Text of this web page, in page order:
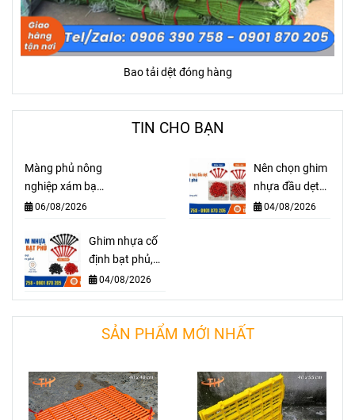
Bao tải dệt đóng hàng
TIN CHO BẠN
Màng phủ nông
nghiệp xám bạc
20 mic giá sỉ,
hiệu quả
06/08/2026
Nên chọn ghim
nhựa đầu dẹt
hay đầu tròn để
04/08/2026
Ghim nhựa cố
định bạt phủ,
màng phủ
nông nghiệp
giá sỉ
04/08/2026
SẢN PHẨM MỚI NHẤT